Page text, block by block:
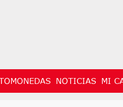
NOTICIAS MI